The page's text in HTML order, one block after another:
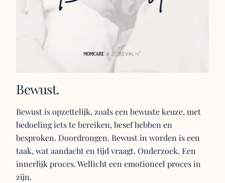
Bewust.
Bewust is opzettelijk, zoals een bewuste keuze, met
bedoeling iets te bereiken, besef hebben en
besproken. Doordrongen. Bewust in worden is een
taak, wat aandacht en tijd vraagt. Onderzoek. Een
innerlijk proces. Wellicht een emotioneel proces in
zijn.